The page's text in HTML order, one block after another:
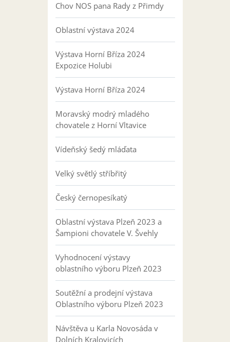
Chov NOS pana Rady z Přimdy
Oblastní výstava 2024
Výstava Horní Bříza 2024
Expozice Holubi
Výstava Horní Bříza 2024
Moravský modrý mladého
chovatele z Horní Vltavice
Vídeňský šedý mláďata
Velký světlý stříbřitý
Český černopesíkatý
Oblastní výstava Plzeň 2023 a
Šampioni chovatele V. Švehly
Vyhodnocení výstavy
oblastního výboru Plzeň 2023
Soutěžní a prodejní výstava
Oblastního výboru Plzeň 2023
Návštěva u Karla Novosáda v
Dolních Kralovicích